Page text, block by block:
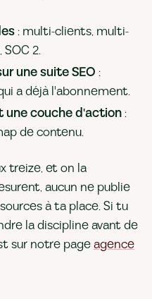
: multi-clients, multi-
2.
une suite SEO :
a déjà l'abonnement.
une couche d'action :
de contenu.
treize, et on la
aucun ne publie
à ta place. Si tu
la discipline avant de
sur notre pageagence